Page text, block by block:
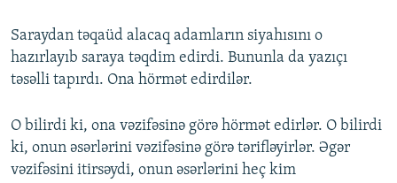
Saraydan təqaüd alacaq adamların siyahısını o
hazırlayıb saraya təqdim edirdi. Bununla da yazıçı
təsəlli tapırdı. Ona hörmət edirdilər.
O bilirdi ki, ona vəzifəsinə görə hörmət edirlər. O bilirdi
ki, onun əsərlərini vəzifəsinə görə tərifləyirlər. Əgər
vəzifəsini itirsəydi, onun əsərlərini heç kim